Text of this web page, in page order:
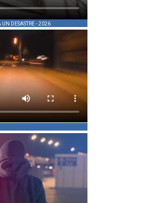
DESASTRE - 2026